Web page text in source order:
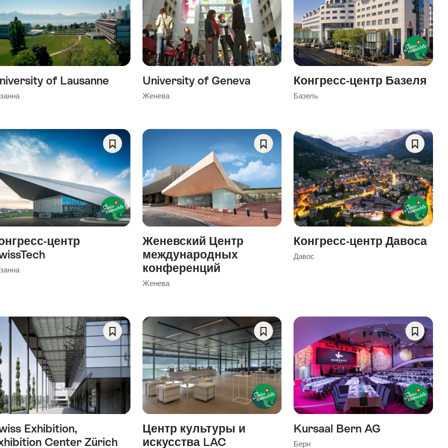
of Lausanne
As
Favorite
University of Geneva
Женева
As
Favorite
Конгресс-центр Базеля
Базель
As
Favorite
центр
As
Favorite
Женевский Центр
международных
конференций
Женева
Favorite
Конгресс-центр Давоса
Давос
Save
As
Favorite
Exhibition,
Center Zürich
Save
As
Центр культуры и
искусства LAC
Save
As
Favorite
Kursaal Bern AG
Берн
Save
As
Favorite